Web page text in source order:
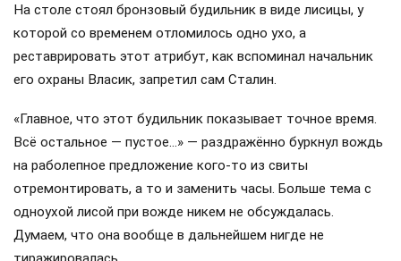
На столе стоял бронзовый будильник в виде лисицы, у
которой со временем отломилось одно ухо, а
реставрировать этот атрибут, как вспоминал начальник
его охраны Власик, запретил сам Сталин.
«Главное, что этот будильник показывает точное время.
Всё остальное — пустое…» — раздражённо буркнул вождь
на раболепное предложение кого-то из свиты
отремонтировать, а то и заменить часы. Больше тема с
одноухой лисой при вожде никем не обсуждалась.
Думаем, что она вообще в дальнейшем нигде не